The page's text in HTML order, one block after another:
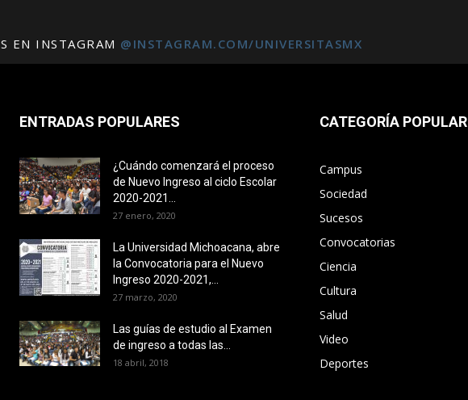
EN INSTAGRAM @INSTAGRAM.COM/UNIVERSITASMX
ENTRADAS POPULARES
¿Cuándo comenzará el proceso
de Nuevo Ingreso al ciclo Escolar
2020-2021...
27 enero, 2020
La Universidad Michoacana, abre
la Convocatoria para el Nuevo
Ingreso 2020-2021,...
27 marzo, 2020
Las guías de estudio al Examen
de ingreso a todas las...
18 abril, 2018
CATEGORÍA POPULAR
Campus
Sociedad
Sucesos
Convocatorias
Ciencia
Cultura
Salud
Video
Deportes